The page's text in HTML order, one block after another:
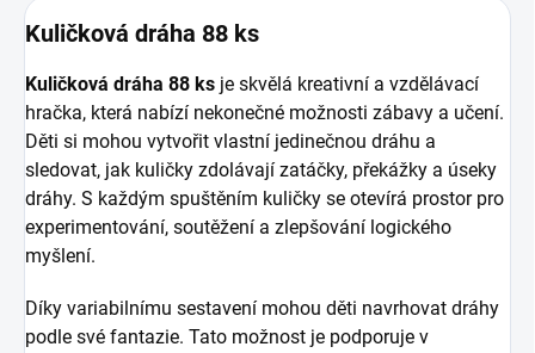
Kuličková dráha 88 ks
Kuličková dráha 88 ks je skvělá kreativní a vzdělávací
hračka, která nabízí nekonečné možnosti zábavy a učení.
Děti si mohou vytvořit vlastní jedinečnou dráhu a
sledovat, jak kuličky zdolávají zatáčky, překážky a úseky
dráhy. S každým spuštěním kuličky se otevírá prostor pro
experimentování, soutěžení a zlepšování logického
myšlení.
Díky variabilnímu sestavení mohou děti navrhovat dráhy
podle své fantazie. Tato možnost je podporuje v